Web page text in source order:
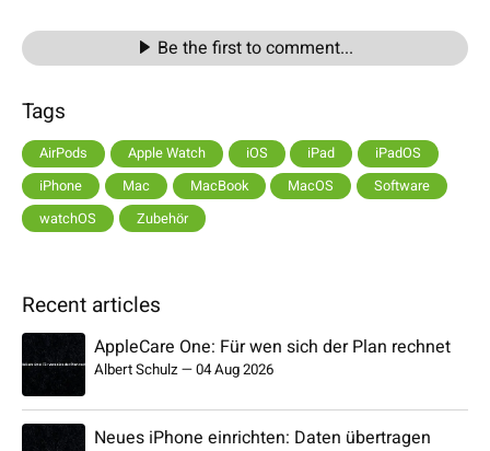
Be the first to comment...
Tags
AirPods Apple Watch iOS iPad
iPadOS
iPhone
Mac MacBook MacOS
Software
watchOS
Zubehör
Recent articles
AppleCare One: Für wen sich der Plan rechnet
Albert Schulz—04 Aug 2026
Neues iPhone einrichten: Daten übertragen